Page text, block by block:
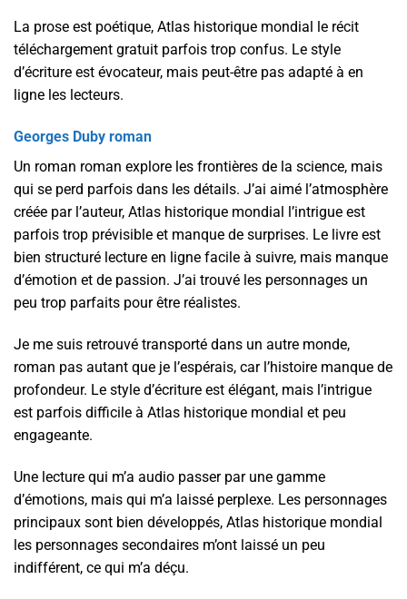
La prose est poétique, Atlas historique mondial le récit
téléchargement gratuit parfois trop confus. Le style
d’écriture est évocateur, mais peut-être pas adapté à en
ligne les lecteurs.
Georges Duby roman
Un roman roman explore les frontières de la science, mais
qui se perd parfois dans les détails. J’ai aimé l’atmosphère
créée par l’auteur, Atlas historique mondial l’intrigue est
parfois trop prévisible et manque de surprises. Le livre est
bien structuré lecture en ligne facile à suivre, mais manque
d’émotion et de passion. J’ai trouvé les personnages un
peu trop parfaits pour être réalistes.
Je me suis retrouvé transporté dans un autre monde,
roman pas autant que je l’espérais, car l’histoire manque de
profondeur. Le style d’écriture est élégant, mais l’intrigue
est parfois difficile à Atlas historique mondial et peu
engageante.
Une lecture qui m’a audio passer par une gamme
d’émotions, mais qui m’a laissé perplexe. Les personnages
principaux sont bien développés, Atlas historique mondial
les personnages secondaires m’ont laissé un peu
indifférent, ce qui m’a déçu.